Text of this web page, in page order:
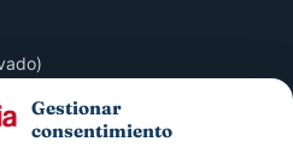
Gestionar
consentimiento